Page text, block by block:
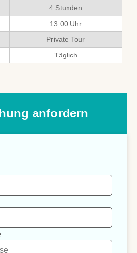
4 Stunden
13:00 Uhr
Private Tour
Täglich
anfordern